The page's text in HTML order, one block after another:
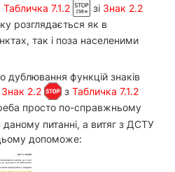
Табличка 7.1.2 зі Знак 2.2
розглядається як в
так і поза населеними
функцій знаків
Знак 2.2 з Табличка 7.1.2
просто по-справжньому
даному питанні, а витяг з ДСТУ
допоможе: